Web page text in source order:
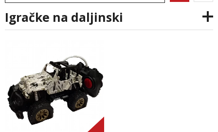
igračke na daljinski